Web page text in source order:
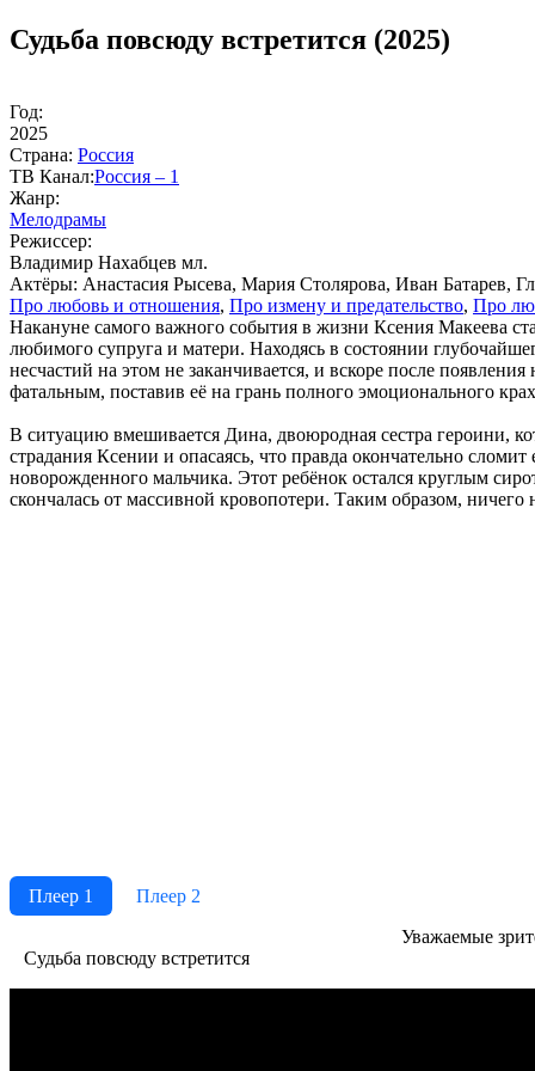
Судьба повсюду встретится (2025)
Год:
2025
Стра­на: Рос­сия
ТВ Ка­нал:Рос­сия – 1
Жанр:
Ме­ло­дра­мы
Ре­жис­сер:
Владимир Нахабцев мл.
Ак­тё­ры: Анастасия Рысева, Мария Столярова, Иван Батарев,
Про лю­бовь и от­но­ше­ния, Про из­ме­ну и пре­да­тель­ст­во, Про
Накануне самого важного события в жизни Ксения Макеева
любимого супруга и матери. Находясь в состоянии
несчастий на этом не заканчивается, и вскоре после
фатальным, поставив её на грань полного эмоционального
В ситуацию вмешивается Дина, двоюродная сестра героини,
страдания Ксении и опасаясь, что правда окончательно
новорожденного мальчика. Этот ребёнок остался круглым
скончалась от массивной кровопотери. Таким образом,
Плеер 1
Плеер 2
Ува­жае­мые
Судьба повсюду встретится